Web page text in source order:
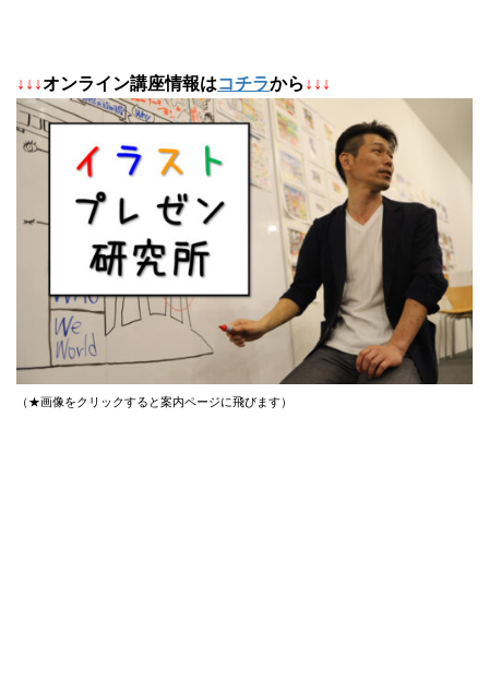
↓ ↓ ↓オンライン講座情報はコチラから ↓↓↓
（★画像をクリックすると案内ページに飛びます）